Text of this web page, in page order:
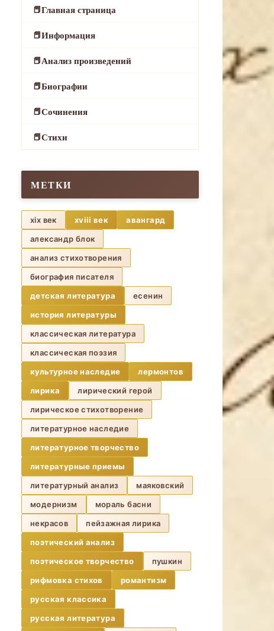
Главная страница
Информация
Анализ произведений
Биографии
Сочинения
Стихи
МЕТКИ
xix век xviii век
авангард
александр блок
анализ стихотворения
биография писателя
детская литература
есенин
история литературы
классическая литература
классическая поэзия
культурное наследие
лермонтов
лирика
лирический герой
лирическое стихотворение
литературное наследие
литературное творчество
литературные приемы
литературный анализ
маяковский
модернизм
мораль басни
некрасов
пейзажная лирика
поэтический анализ
поэтическое творчество
пушкин
рифмовка стихов
романтизм
русская классика
русская литература